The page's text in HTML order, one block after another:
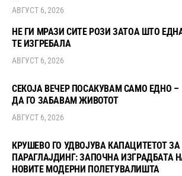
АВГУСТ 6, 2026
НЕ ГИ МРАЗИ СИТЕ РОЗИ ЗАТОА ШТО
ТЕ ИЗГРЕБАЛА
АВГУСТ 6, 2026
СЕКОЈА ВЕЧЕР ПОСАКУВАМ САМО ЕДНО –
ДА ГО ЗАБАВАМ ЖИВОТОТ
АВГУСТ 6, 2026
КРУШЕВО ГО УДВОЈУВА КАПАЦИТЕТОТ ЗА
ПАРАГЛАЈДИНГ: ЗАПОЧНА ИЗГРАДБАТА
НОВИТЕ МОДЕРНИ ПОЛЕТУВАЛИШТА